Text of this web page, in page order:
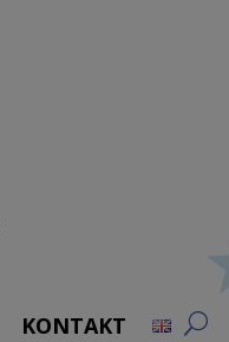
KONTAKT